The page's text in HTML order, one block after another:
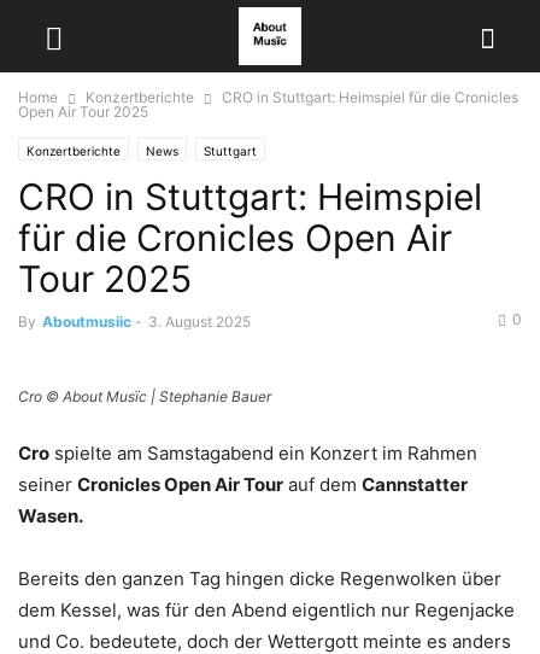
Home Konzertberichte
CRO in Stuttgart: Heimspiel für die Cronicles
Open Air Tour 2025
Konzertberichte News Stuttgart
CRO in Stuttgart: Heimspiel
für die Cronicles Open Air
Tour 2025
By Aboutmusiic - 3. August 2025 0
Cro © About Musïc | Stephanie Bauer
Cro spielte am Samstagabend ein Konzert im Rahmen
seiner Cronicles Open Air Tour auf dem Cannstatter
Wasen.
Bereits den ganzen Tag hingen dicke Regenwolken über
dem Kessel, was für den Abend eigentlich nur Regenjacke
und Co. bedeutete, doch der Wettergott meinte es anders